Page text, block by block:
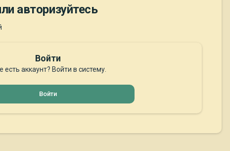
авторизуйтесь
Войти
есть аккаунт? Войти в систему.
Войти